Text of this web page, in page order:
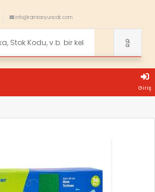
info@ramtaoyuncak.com
Giriş